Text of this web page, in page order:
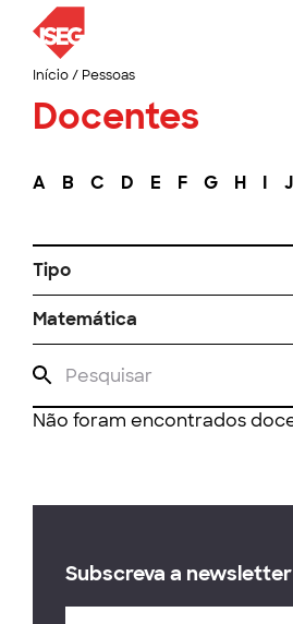
Início/ Pessoas
Docentes
A B C D E F G H I J
Tipo
Matemática
Não foram encontrados
Subscreva a newsletter